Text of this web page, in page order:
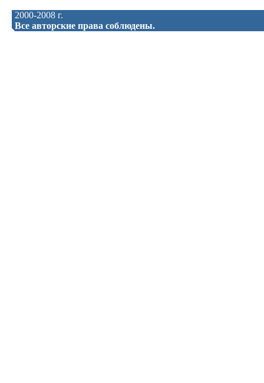
2000-2008 г.
Все авторские права соблюдены.